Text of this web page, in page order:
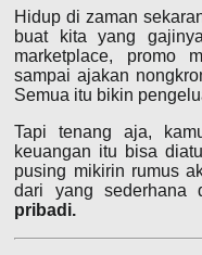
Hidup di zaman
buat kita yang
marketplace, promo
sampai ajakan
Semua itu bikin
Tapi tenang aja,
keuangan itu bisa
pusing mikirin rumus
dari yang sederhana
pribadi.